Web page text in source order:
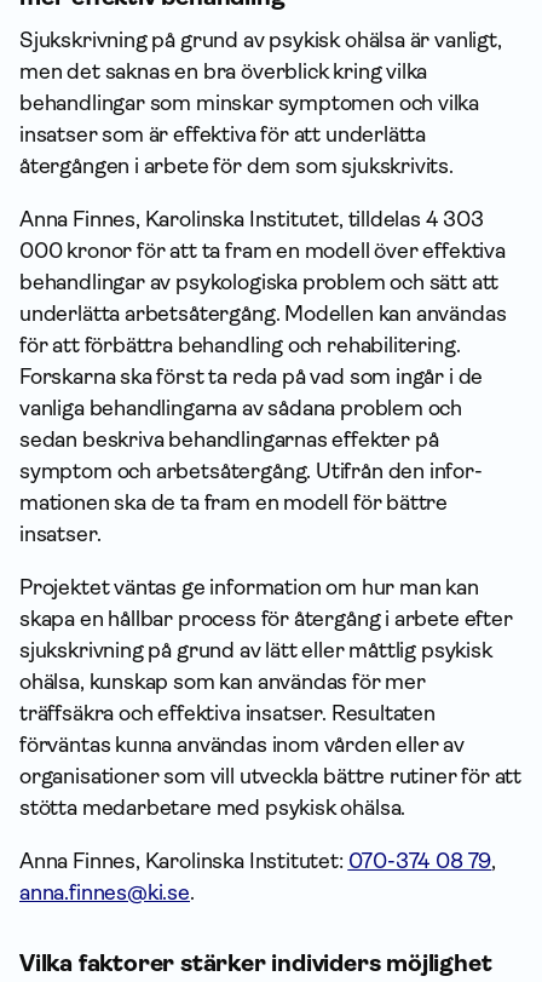
Sjukskrivning på grund av psykisk ohälsa är vanligt,
men det saknas en bra överblick kring vilka
behandlingar som minskar symptomen och vilka
insatser som är effektiva för att underlätta
återgången i arbete för dem som sjukskrivits.
Anna Finnes, Karolinska Institutet, tilldelas 4 303
000 kronor för att ta fram en modell över effektiva
behandlingar av psykologiska problem och sätt att
underlätta arbetsåtergång. Modellen kan användas
för att förbättra behandling och rehabilitering.
Forskarna ska först ta reda på vad som ingår i de
vanliga behandlingarna av sådana problem och
sedan beskriva behandlingarnas effekter på
symptom och arbetsåtergång. Utifrån den infor­
mationen ska de ta fram en modell för bättre
insatser.
Projektet väntas ge infor­mation om hur man kan
skapa en hållbar process för återgång i arbete efter
sjukskrivning på grund av lätt eller måttlig psykisk
ohälsa, kunskap som kan användas för mer
träffsäkra och effektiva insatser. Resultaten
förväntas kunna användas inom vården eller av
organisationer som vill utveckla bättre rutiner för att
stötta medarbetare med psykisk ohälsa.
Anna Finnes, Karolinska Institutet: 070-374 08 79,
anna.finnes@ki.se.
Vilka faktorer stärker individers möjlighet